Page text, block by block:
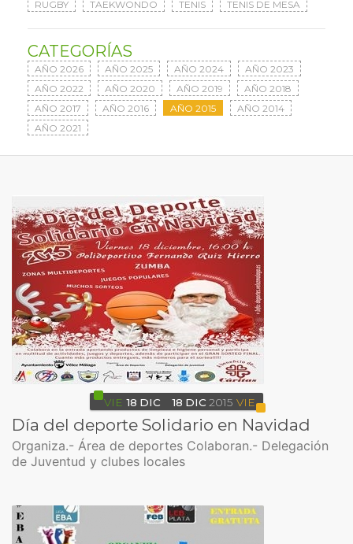
RUGBY
TAEKWONDO TENIS TENIS DE MESA
CATEGORÍAS
AÑO 2026 AÑO 2025 AÑO 2024
AÑO 2023
AÑO 2022
AÑO 2020 AÑO 2019
AÑO 2018
AÑO 2017
AÑO 2016 AÑO 2015
AÑO 2014
AÑO 2021
VIE 18 DIC 18 DIC 2015 VIE
Día del deporte Solidario en Navidad
Organiza.- Área de deportes Colaboran.- Delegación
de Juventud y clubes locales